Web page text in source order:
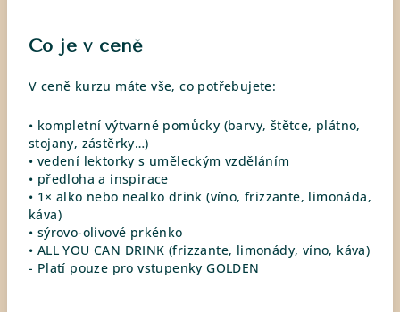
Co je v ceně
V ceně kurzu máte vše, co potřebujete:
• kompletní výtvarné pomůcky (barvy, štětce, plátno,
stojany, zástěrky…)
• vedení lektorky s uměleckým vzděláním
• předloha a inspirace
• 1× alko nebo nealko drink (víno, frizzante, limonáda,
káva)
• sýrovo-olivové prkénko
• ALL YOU CAN DRINK (frizzante, limonády, víno, káva)
- Platí pouze pro vstupenky GOLDEN